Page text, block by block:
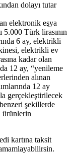
dolayı tutar
elektronik eşya
5.000 Türk lirasının
6 ay, elektrikli
elektrikli ev
kadar olan
12 ay, “yenileme
alınan
12 ay
gerçekleştirilecek
şekillerde
ürünlerin
kartına taksit